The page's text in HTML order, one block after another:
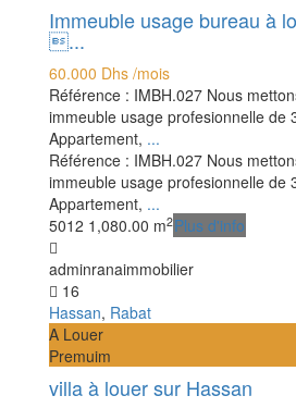
Immeuble usage bureau à
...
60.000 Dhs /mois
Référence : IMBH.027 Nous
immeuble usage profesionnelle de
Appartement, ...
Référence : IMBH.027 Nous
immeuble usage profesionnelle de
Appartement, ...
5012 1,080.00 m2Plus d'info
adminranaimmobilier
16
Hassan, Rabat
A Louer
Premuim
villa à louer sur Hassan